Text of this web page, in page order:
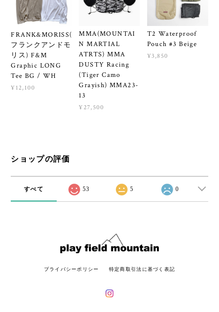
FRANK&MORISS(
フランクアンドモ
リス) F&M
Graphic LONG
Tee BG / WH
¥12,100
MMA(MOUNTAI
N MARTIAL
ATRTS) MMA
DUSTY Racing
(Tiger Camo
Grayish) MMA23-
13
¥27,500
T2 Waterproof
Pouch #3 Beige
¥3,850
ショップの評価
すべて 53 5 0
プライバシーポリシー 特定商取引法に基づく表記